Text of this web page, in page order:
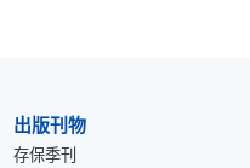
出版刊物
存保季刊